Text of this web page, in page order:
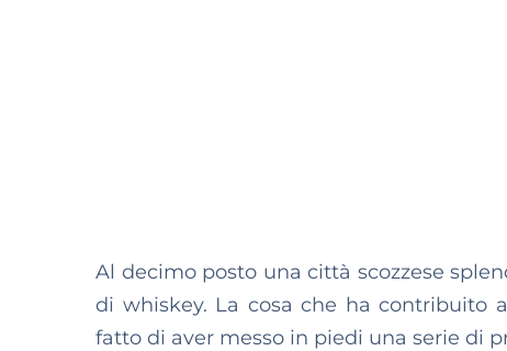
Al decimo posto una città scozzese
di whiskey. La cosa che ha contribuito
fatto di aver messo in piedi una serie di